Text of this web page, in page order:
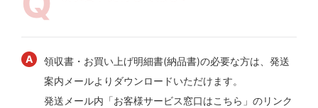
領収書・お買い上げ明細書(納品書)の必要な方は、発送
案内メールよりダウンロードいただけます。
発送メール内「お客様サービス窓口はこちら」のリンク